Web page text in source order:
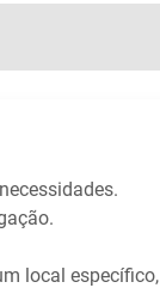
local específico,